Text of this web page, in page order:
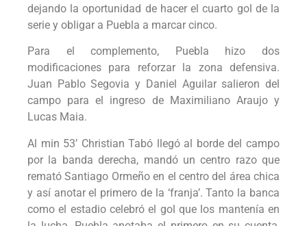
dejando la oportunidad de hacer el cuarto gol de la
serie y obligar a Puebla a marcar cinco.
Para el complemento, Puebla hizo dos
modificaciones para reforzar la zona defensiva.
Juan Pablo Segovia y Daniel Aguilar salieron del
campo para el ingreso de Maximiliano Araujo y
Lucas Maia.
Al min 53’ Christian Tabó llegó al borde del campo
por la banda derecha, mandó un centro razo que
remató Santiago Ormeño en el centro del área chica
y así anotar el primero de la ‘franja’. Tanto la banca
como el estadio celebró el gol que los mantenía en